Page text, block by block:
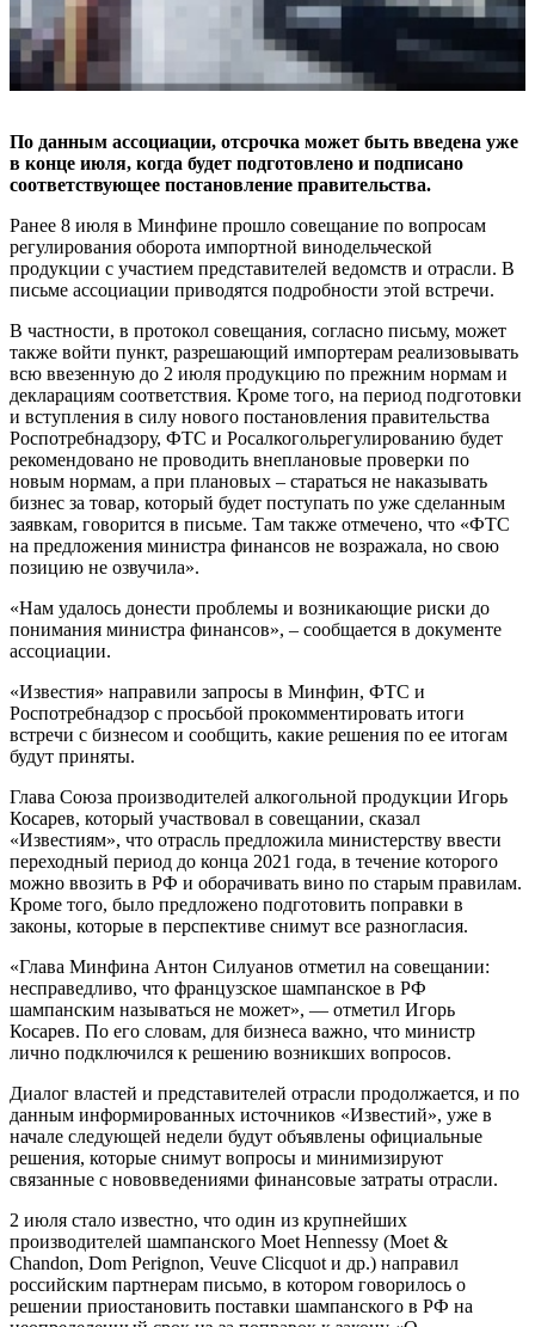
По данным ассоциации, отсрочка может быть введена уже
в конце июля, когда будет подготовлено и подписано
соответствующее постановление правительства.
Ранее 8 июля в Минфине прошло совещание по вопросам
регулирования оборота импортной винодельческой
продукции с участием представителей ведомств и отрасли. В
письме ассоциации приводятся подробности этой встречи.
В частности, в протокол совещания, согласно письму, может
также войти пункт, разрешающий импортерам реализовывать
всю ввезенную до 2 июля продукцию по прежним нормам и
декларациям соответствия. Кроме того, на период подготовки
и вступления в силу нового постановления правительства
Роспотребнадзору, ФТС и Росалкогольрегулированию будет
рекомендовано не проводить внеплановые проверки по
новым нормам, а при плановых – стараться не наказывать
бизнес за товар, который будет поступать по уже сделанным
заявкам, говорится в письме. Там также отмечено, что «ФТС
на предложения министра финансов не возражала, но свою
позицию не озвучила».
«Нам удалось донести проблемы и возникающие риски до
понимания министра финансов», – сообщается в документе
ассоциации.
«Известия» направили запросы в Минфин, ФТС и
Роспотребнадзор с просьбой прокомментировать итоги
встречи с бизнесом и сообщить, какие решения по ее итогам
будут приняты.
Глава Союза производителей алкогольной продукции Игорь
Косарев, который участвовал в совещании, сказал
«Известиям», что отрасль предложила министерству ввести
переходный период до конца 2021 года, в течение которого
можно ввозить в РФ и оборачивать вино по старым правилам.
Кроме того, было предложено подготовить поправки в
законы, которые в перспективе снимут все разногласия.
«Глава Минфина Антон Силуанов отметил на совещании:
несправедливо, что французское шампанское в РФ
шампанским называться не может», — отметил Игорь
Косарев. По его словам, для бизнеса важно, что министр
лично подключился к решению возникших вопросов.
Диалог властей и представителей отрасли продолжается, и по
данным информированных источников «Известий», уже в
начале следующей недели будут объявлены официальные
решения, которые снимут вопросы и минимизируют
связанные с нововведениями финансовые затраты отрасли.
2 июля стало известно, что один из крупнейших
производителей шампанского Moet Hennessy (Moet &
Chandon, Dom Perignon, Veuve Сlicquot и др.) направил
российским партнерам письмо, в котором говорилось о
решении приостановить поставки шампанского в РФ на